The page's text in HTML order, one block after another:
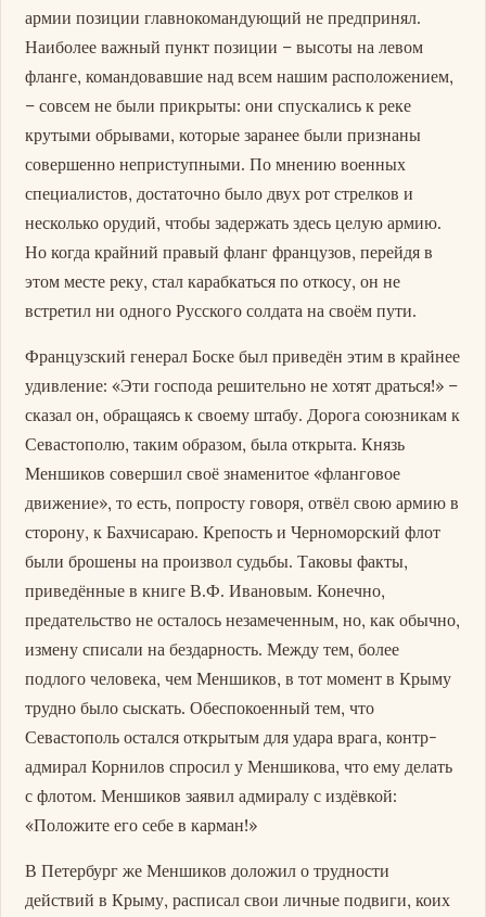
армии позиции главнокомандующий не предпринял.
Наиболее важный пункт позиции – высоты на левом
фланге, командовавшие над всем нашим расположением,
– совсем не были прикрыты: они спускались к реке
крутыми обрывами, которые заранее были признаны
совершенно неприступными. По мнению военных
специалистов, достаточно было двух рот стрелков и
несколько орудий, чтобы задержать здесь целую армию.
Но когда крайний правый фланг французов, перейдя в
этом месте реку, стал карабкаться по откосу, он не
встретил ни одного Русского солдата на своём пути.
Французский генерал Боске был приведён этим в крайнее
удивление: «Эти господа решительно не хотят драться!» –
сказал он, обращаясь к своему штабу. Дорога союзникам к
Севастополю, таким образом, была открыта. Князь
Меншиков совершил своё знаменитое «фланговое
движение», то есть, попросту говоря, отвёл свою армию в
сторону, к Бахчисараю. Крепость и Черноморский флот
были брошены на произвол судьбы. Таковы факты,
приведённые в книге В.Ф. Ивановым. Конечно,
предательство не осталось незамеченным, но, как обычно,
измену списали на бездарность. Между тем, более
подлого человека, чем Меншиков, в тот момент в Крыму
трудно было сыскать. Обеспокоенный тем, что
Севастополь остался открытым для удара врага, контр-
адмирал Корнилов спросил у Меншикова, что ему делать
с флотом. Меншиков заявил адмиралу с издёвкой:
«Положите его себе в карман!»
В Петербург же Меншиков доложил о трудности
действий в Крыму, расписал свои личные подвиги, коих